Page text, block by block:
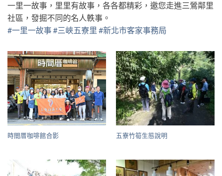
一里一故事，里里有故事，各各都精彩，邀您走進三鶯鄰里
社區，發掘不同的名人軼事。
#一里一故事#三峽五寮里 #新北市客家事務局
時間厝咖啡館合影 五寮竹筍生態說明